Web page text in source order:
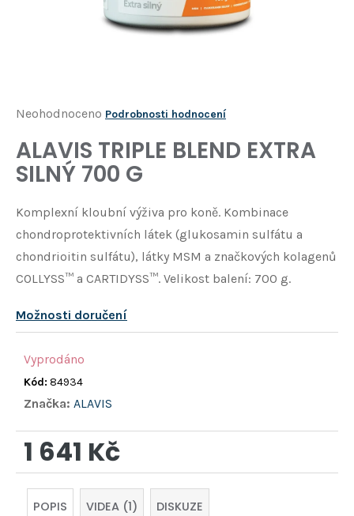
Průměrné
produktu
je
Neohodnoceno Podrobnosti hodnocení
ALAVIS TRIPLE BLEND EXTRA
SILNÝ 700 G
Komplexní kloubní výživa pro koně. Kombinace
chondroprotektivních látek (glukosamin sulfátu a
chondrioitin sulfátu), látky MSM a značkových kolagenů
COLLYSS™ a CARTIDYSS™. Velikost balení: 700 g.
Možnosti doručení
Vyprodáno
Kód: 84934
Značka: ALAVIS
1 641 Kč
Měrná
POPIS VIDEA (1) DISKUZE
D
o
p
r
u
č
u
j
m
e